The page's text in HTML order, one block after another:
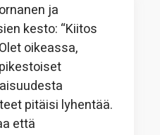
ja
kesto: “Kiitos
oikeassa,
pitäisi lyhentää.
että